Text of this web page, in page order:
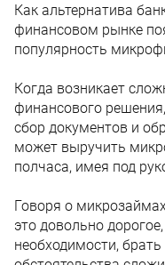
Как альтернатива
финансовом рынке
популярность
Когда возникает
финансового
сбор документов и
может выручить
полчаса, имея под
Говоря о
это довольно
необходимости,